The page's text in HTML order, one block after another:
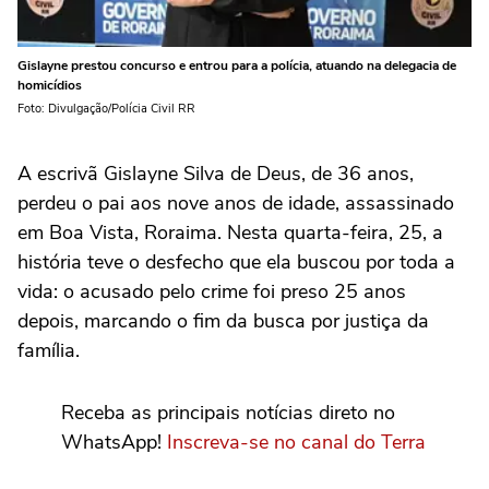
Gislayne prestou concurso e entrou para a polícia, atuando na delegacia de
homicídios
Foto: Divulgação/Polícia Civil RR
A escrivã Gislayne Silva de Deus, de 36 anos,
perdeu o pai aos nove anos de idade, assassinado
em Boa Vista, Roraima. Nesta quarta-feira, 25, a
história teve o desfecho que ela buscou por toda a
vida: o acusado pelo crime foi preso 25 anos
depois, marcando o fim da busca por justiça da
família.
Receba as principais notícias direto no
WhatsApp! Inscreva-se no canal do Terra